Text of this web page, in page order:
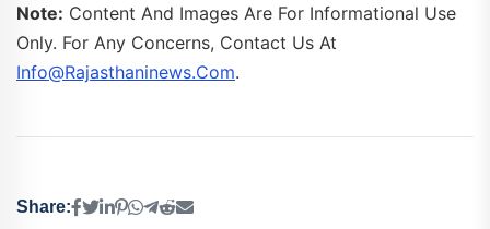
Note: Content And Images Are For Informational Use
Only. For Any Concerns, Contact Us At
Info@rajasthaninews.com.
Share: